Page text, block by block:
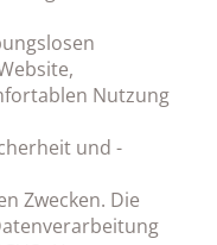
Nutzung
und -
Zwecken. Die